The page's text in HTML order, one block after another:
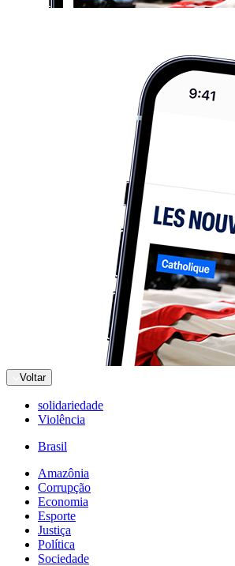
Voltar
solidariedade
Violência
Brasil
Amazônia
Corrupção
Economia
Esporte
Justiça
Política
Sociedade